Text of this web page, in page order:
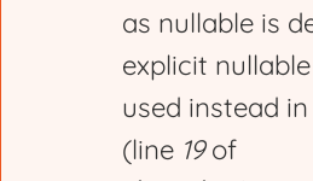
as nullable is
explicit
used instead in
(line 19of